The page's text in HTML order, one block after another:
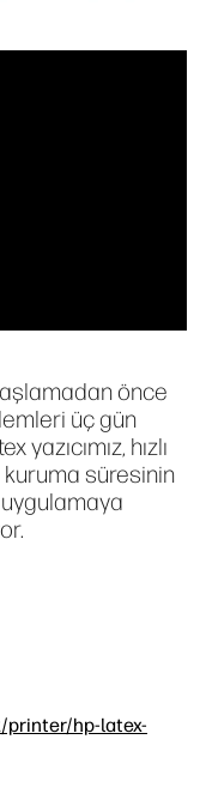
önce
üç gün
hızlı
kuruma süresinin
printer/hp-latex-